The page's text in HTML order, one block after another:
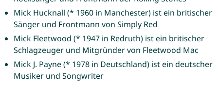
Mick Hucknall (* 1960 in Manchester) ist ein britischer
Sänger und Frontmann von Simply Red
Mick Fleetwood (* 1947 in Redruth) ist ein britischer
Schlagzeuger und Mitgründer von Fleetwood Mac
Mick J. Payne (* 1978 in Deutschland) ist ein deutscher
Musiker und Songwriter